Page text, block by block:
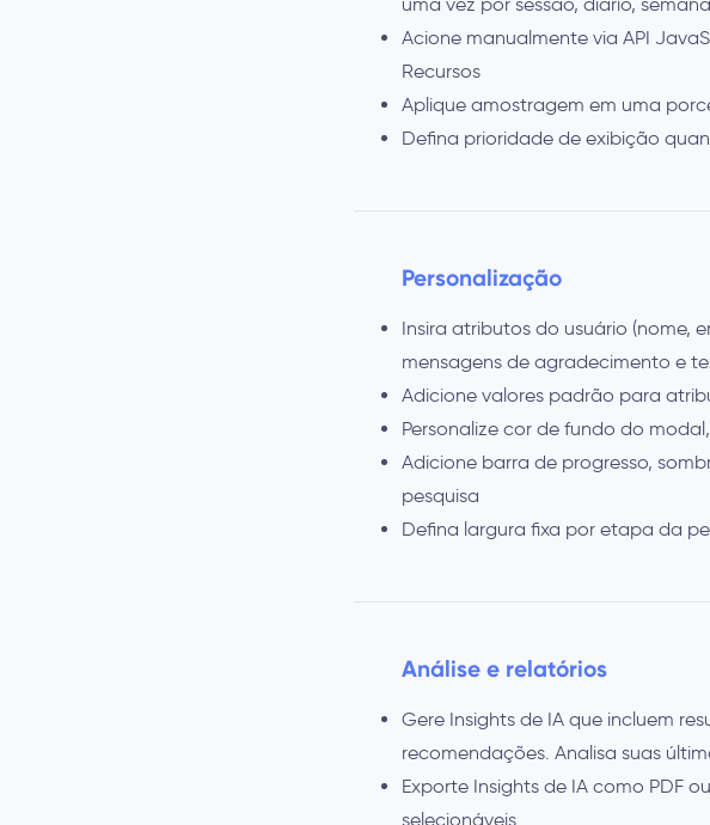
Acione manualmente via API
Recursos
Aplique amostragem em uma
Defina prioridade de exibição
Personalização
Insira atributos do usuário (nome,
mensagens de agradecimento e
Adicione valores padrão para
Personalize cor de fundo do
Adicione barra de progresso,
pesquisa
Defina largura fixa por etapa da
Análise e relatórios
Gere Insights de IA que incluem
recomendações. Analisa suas
Exporte Insights de IA como PDF
selecionáveis